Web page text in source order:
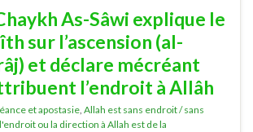
As-Sâwi explique le
sur l’ascension (al-
et déclare mécréant
l’endroit à Allâh
et apostasie, Allah est sans endroit / sans
ou la direction à Allah est de la